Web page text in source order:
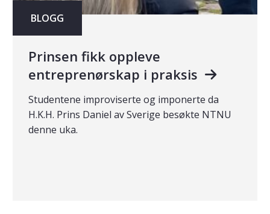
BLOGG
Prinsen fikk oppleve
entreprenørskap i praksis
Studentene improviserte og imponerte da
H.K.H. Prins Daniel av Sverige besøkte NTNU
denne uka.